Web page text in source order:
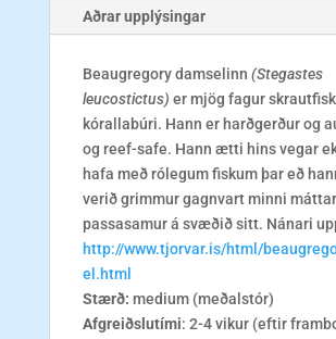
Aðrar upplýsingar
Beaugregory damselinn (Stegastes
leucostictus) er mjög fagur
kórallabúri. Hann er harðgerður og
og reef-safe. Hann ætti hins vegar
hafa með rólegum fiskum þar eð
verið grimmur gagnvart minni
passasamur á svæðið sitt. Nánari
http://www.tjorvar.is/html/
el.html
Stærð: medium (meðalstór)
Afgreiðslutími: 2-4 vikur (eftir